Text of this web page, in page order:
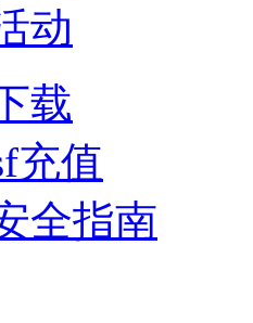
动
载
充值
全指南